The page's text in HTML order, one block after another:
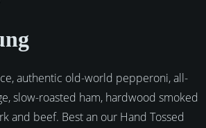
authentic old-world pepperoni, all-
slow-roasted ham, hardwood smoked
and beef. Best an our Hand Tossed